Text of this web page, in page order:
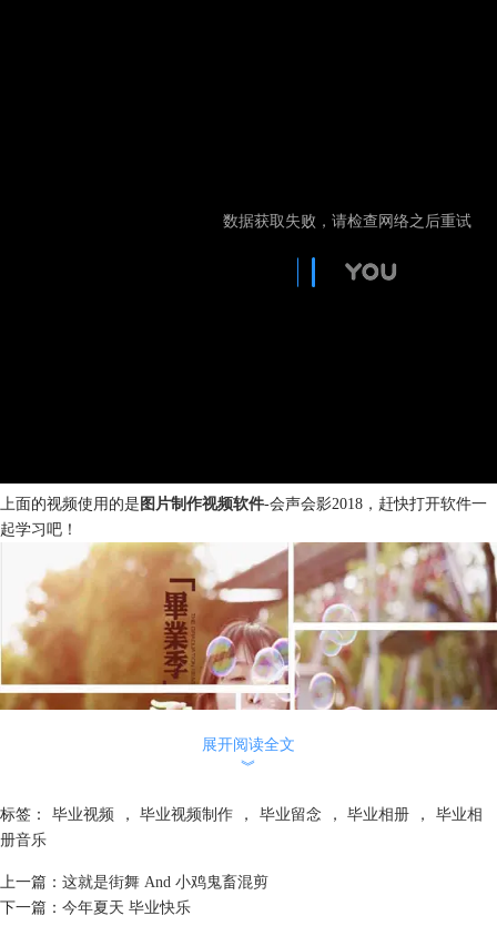
上面的视频使用的是图片制作视频软件-会声会影2018，赶快打开软件一
起学习吧！
图1：怀念青春相册
展开阅读全文
︾
标签： 毕业视频 ， 毕业视频制作 ， 毕业留念 ， 毕业相册 ，
毕业相
册音乐
上一篇： 这就是街舞 And 小鸡鬼畜混剪
下一篇： 今年夏天 毕业快乐